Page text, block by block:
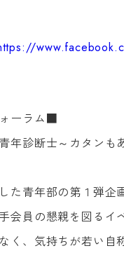
ーラム■
年診断士～カタンも
た青年部の第１弾企画
会員の懇親を図るイ
く、気持ちが若い自